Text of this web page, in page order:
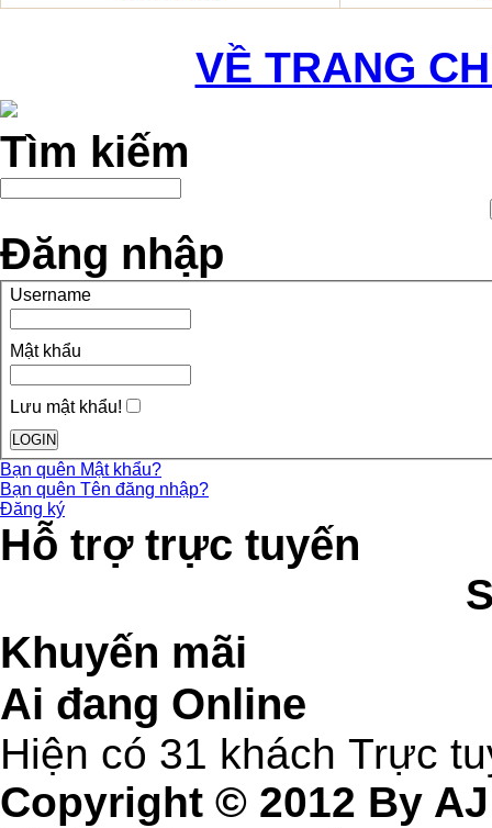
VỀ TRANG
Tìm kiếm
Đăng nhập
Username
Mật khẩu
Lưu mật khẩu!
Bạn quên Mật khẩu?
Bạn quên Tên đăng nhập?
Đăng ký
Hỗ trợ trực tuyến
Khuyến mãi
Ai đang Online
Hiện có 31 khách Trực
Copyright © 2012 By